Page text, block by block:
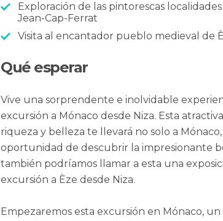
Exploración de las pintorescas
Jean-Cap-Ferrat
Visita al encantador pueblo medieval de
Qué esperar
Vive una sorprendente e inolvidable
excursión a Mónaco desde Niza. Esta
riqueza y belleza te llevará no solo a
oportunidad de descubrir la impresionante
también podríamos llamar a esta una
excursión a Èze desde Niza.
Empezaremos esta excursión en Mónaco,